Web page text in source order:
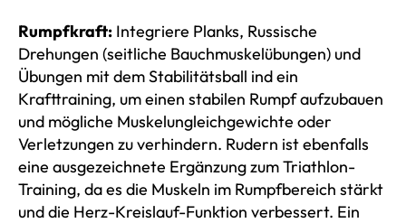
Rumpfkraft: Integriere Planks, Russische
Drehungen (seitliche Bauchmuskelübungen) und
Übungen mit dem Stabilitätsball ind ein
Krafttraining, um einen stabilen Rumpf aufzubauen
und mögliche Muskelungleichgewichte oder
Verletzungen zu verhindern. Rudern ist ebenfalls
eine ausgezeichnete Ergänzung zum Triathlon-
Training, da es die Muskeln im Rumpfbereich stärkt
und die Herz-Kreislauf-Funktion verbessert. Ein